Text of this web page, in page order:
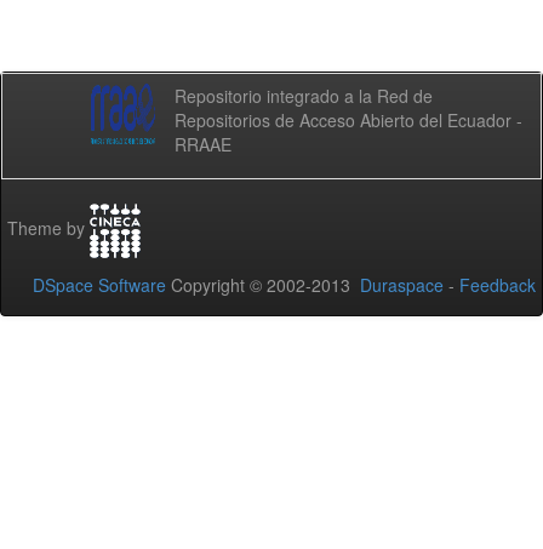
Repositorio integrado a la Red de
Repositorios de Acceso Abierto del Ecuador -
RRAAE
Theme by
DSpace Software Copyright © 2002-2013 Duraspace - Feedback